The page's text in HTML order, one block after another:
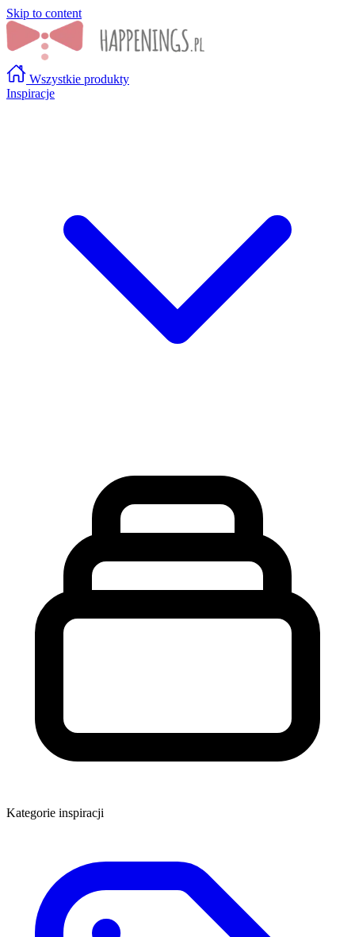
Skip to content
Wszystkie produkty
Inspiracje
Kategorie inspiracji